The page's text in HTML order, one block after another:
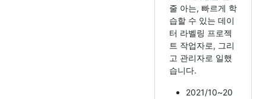
줄 아는, 빠르게 학
습할 수 있는 데이
터 라벨링 프로젝
트 작업자로, 그리
고 관리자로 일했
습니다.
2021/10~20